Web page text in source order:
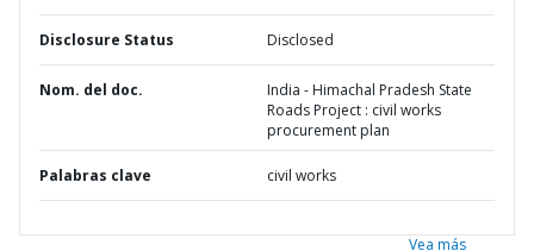
Disclosure Status Disclosed
Nom. del doc.
India - Himachal Pradesh State
Roads Project : civil works
procurement plan
Palabras clave civil works
Vea más